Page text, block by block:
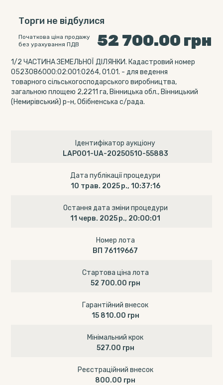
Торги не відбулися
Початкова ціна продажу
без урахування ПДВ
52 700.00 грн
1/2 ЧАСТИНА ЗЕМЕЛЬНОЇ ДІЛЯНКИ. Кадастровий номер
0523086000:02:001:0264, 01.01. - для ведення
товарного сільськогосподарського виробництва,
загальною площею 2,2211 га, Вінницька обл., Вінницький
(Немирівський) р-н, Обібненська с/рада.
Ідентифікатор аукціону
LAP001-UA-20250510-55883
Дата публікації процедури
10 трав. 2025 р., 10:37:16
Остання дата зміни процедури
11 черв. 2025 р., 20:00:01
Номер лота
ВП 76119667
Стартова ціна лота
52 700.00 грн
Гарантійний внесок
15 810.00 грн
Мінімальний крок
527.00 грн
Реєстраційний внесок
800.00 грн